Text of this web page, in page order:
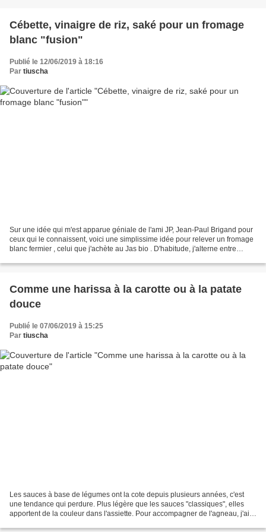
Cébette, vinaigre de riz, saké pour un fromage
blanc "fusion"
Publié le 12/06/2019 à 18:16
Par tiuscha
Sur une idée qui m'est apparue géniale de l'ami JP, Jean-Paul Brigand pour
ceux qui le connaissent, voici une simplissime idée pour relever un fromage
blanc fermier , celui que j'achète au Jas bio . D'habitude, j'alterne entre
Comme une harissa à la carotte ou à la patate
douce
Publié le 07/06/2019 à 15:25
Par tiuscha
Les sauces à base de légumes ont la cote depuis plusieurs années, c'est
une tendance qui perdure. Plus légère que les sauces "classiques", elles
apportent de la couleur dans l'assiette. Pour accompagner de l'agneau, j'ai